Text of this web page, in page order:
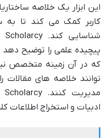
این ابزار یک خلاصه
کاربر کمک می کند تا به
پیچیده علمی را توضیح دهد
که در آن زمینه متخصص
توانند خلاصه های
ادبیات و استخراج اطلاعات